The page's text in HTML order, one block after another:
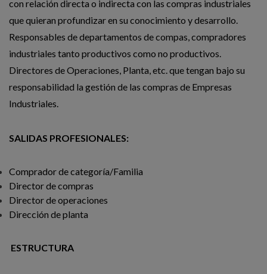
con relación directa o indirecta con las compras industriales
que quieran profundizar en su conocimiento y desarrollo.
Responsables de departamentos de compas, compradores
industriales tanto productivos como no productivos.
Directores de Operaciones, Planta, etc. que tengan bajo su
responsabilidad la gestión de las compras de Empresas
Industriales.
SALIDAS PROFESIONALES:
Comprador de categoría/Familia
Director de compras
Director de operaciones
Dirección de planta
ESTRUCTURA